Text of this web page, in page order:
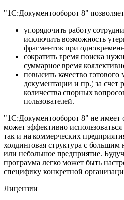
"1С:Документооборот 8"
упорядочить работу
исключить возможность
фрагментов при
сократить время поиска
суммарное время
повысить качество готового
документации и пр.) за счет
количества спорных
пользователей.
"1С:Документооборот 8" не имеет
может эффективно
так и на коммерческих
холдинговая структура с большим
или небольшое предприятие.
программа легко может быть
специфику конкретной
Лицензии